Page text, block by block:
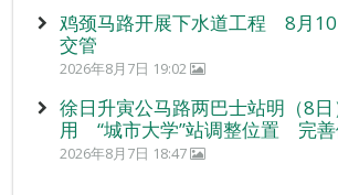
鸡颈马路开展下水道工程 8月
交管
2026年8月7日 19:02
徐日升寅公马路两巴士站明（8
用 “城市大学”站调整位置 完善
2026年8月7日 18:47